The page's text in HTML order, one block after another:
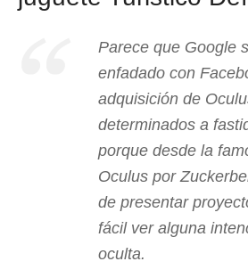
Parece que Google
enfadado con
adquisición de
determinados a
porque desde la
Oculus por
de presentar
fácil ver alguna
oculta.